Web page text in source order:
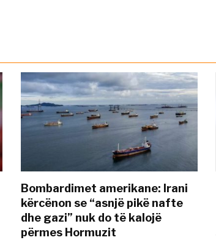
Bombardimet amerikane: Irani
kërcënon se “asnjë pikë nafte
dhe gazi” nuk do të kalojë
përmes Hormuzit